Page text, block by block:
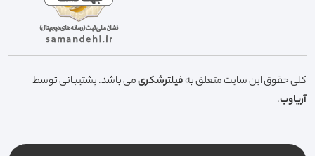
کلی حقوق این سایت متعلق بهفیلترشکریمی باشد. پشتیبانی توسط
آریاوب.